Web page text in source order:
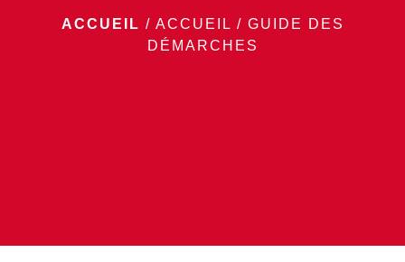
ACCUEIL / ACCUEIL / GUIDE DES
DÉMARCHES